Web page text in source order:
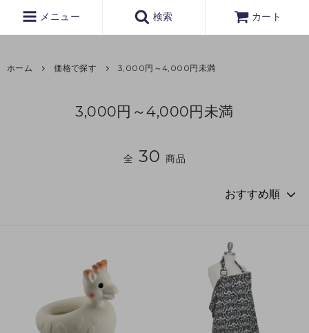
メニュー 検索 カート
ホーム 価格で探す 3,000円～4,000円未満
3,000円～4,000円未満
全 30 商品